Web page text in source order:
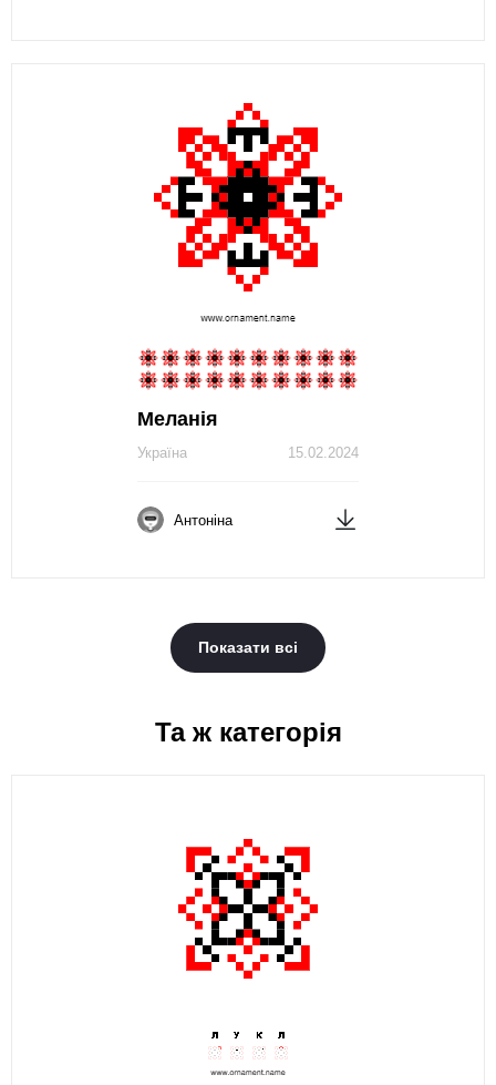
Меланія
15.02.2024
Україна
Антоніна
Показати всі
Та ж категорія